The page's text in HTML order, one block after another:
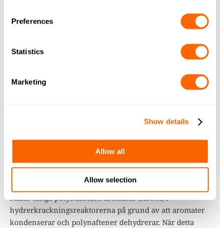
Preferences
Statistics
Marketing
Show details
Allow all
Allow selection
HPNA-borttagning
Under hydrokrackningsprocessen bildas ämnen som
kallas tunga polynukleära aromater (HPNA) i
hydrerkrackningsreaktorerna på grund av att aromater
kondenserar och polynaftener dehydrerar. När detta